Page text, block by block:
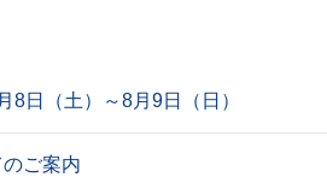
日（土）～8月9日（日）
ご案内